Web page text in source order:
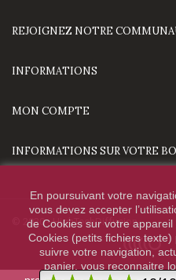
REJOIGNEZ NOTRE
INFORMATIONS
MON COMPTE
INFORMATIONS SUR VOTRE
En poursuivant votre
vous devez accepter
de Cookies sur votre appareil
Cookies (petits fichiers
suivre votre navigation,
panier, vous reconnaitre
© 2020 - HighTechDiffusion.